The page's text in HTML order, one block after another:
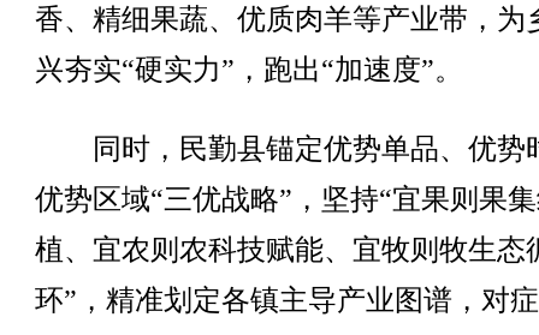
香、精细果蔬、优质肉羊等产业带，为
兴夯实“硬实力”，跑出“加速度”。
同时，民勤县锚定优势单品、优势
优势区域“三优战略”，坚持“宜果则果
植、宜农则农科技赋能、宜牧则牧生态
环”，精准划定各镇主导产业图谱，对